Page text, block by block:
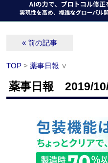
« 前の記事
TOP >薬事日報 ∨
薬事日報 2019/